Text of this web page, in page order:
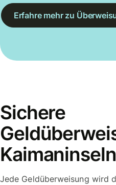
Erfahre mehr zu
Sichere
Kaimaninseln
Jede Geldüberweisung wird